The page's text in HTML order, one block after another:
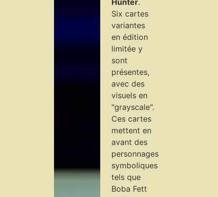
Six cartes
variantes
en édition
limitée y
sont
présentes,
avec des
visuels en
"grayscale".
Ces cartes
mettent en
avant des
personnages
symboliques
tels que
Boba Fett